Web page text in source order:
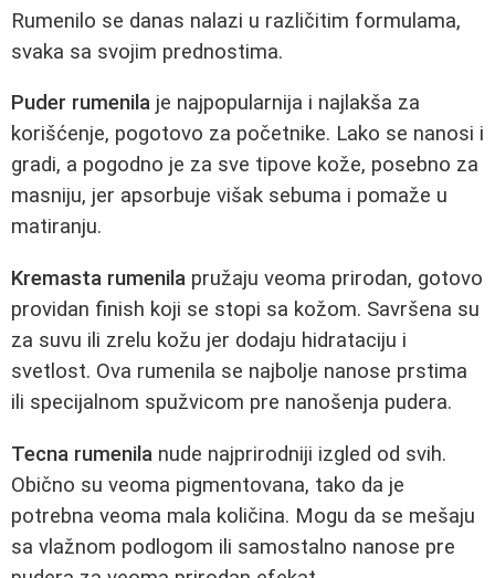
Rumenilo se danas nalazi u različitim formulama,
svaka sa svojim prednostima.
Puder rumenila je najpopularnija i najlakša za
korišćenje, pogotovo za početnike. Lako se nanosi i
gradi, a pogodno je za sve tipove kože, posebno za
masniju, jer apsorbuje višak sebuma i pomaže u
matiranju.
Kremasta rumenila pružaju veoma prirodan, gotovo
providan finish koji se stopi sa kožom. Savršena su
za suvu ili zrelu kožu jer dodaju hidrataciju i
svetlost. Ova rumenila se najbolje nanose prstima
ili specijalnom spužvicom pre nanošenja pudera.
Tecna rumenila nude najprirodniji izgled od svih.
Obično su veoma pigmentovana, tako da je
potrebna veoma mala količina. Mogu da se mešaju
sa vlažnom podlogom ili samostalno nanose pre